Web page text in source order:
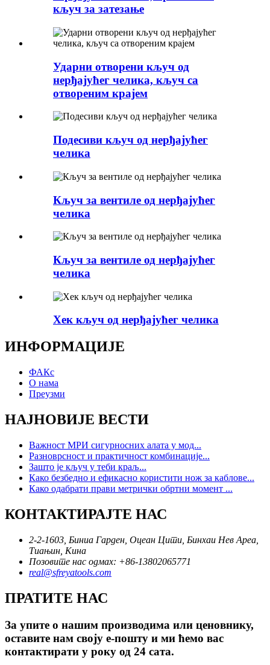
кључ за затезање
Ударни отворени кључ од
нерђајућег челика, кључ са
отвореним крајем
Подесиви кључ од нерђајућег
челика
Кључ за вентиле од нерђајућег
челика
Кључ за вентиле од нерђајућег
челика
Хек кључ од нерђајућег челика
ИНФОРМАЦИЈЕ
ФАКс
О нама
Преузми
НАЈНОВИЈЕ ВЕСТИ
Важност МРИ сигурносних алата у мод...
Разноврсност и практичност комбинације...
Зашто је кључ у теби краљ...
Како безбедно и ефикасно користити нож за каблове...
Како одабрати прави метрички обртни момент ...
КОНТАКТИРАЈТЕ НАС
2-2-1603, Биниа Гарден, Оцеан Цити, Бинхаи Нев Ареа,
Тиањин, Кина
Позовите нас одмах: +86-13802065771
real@sfreyatools.com
ПРАТИТЕ НАС
За упите о нашим производима или ценовнику,
оставите нам своју е-пошту и ми ћемо вас
контактирати у року од 24 сата.